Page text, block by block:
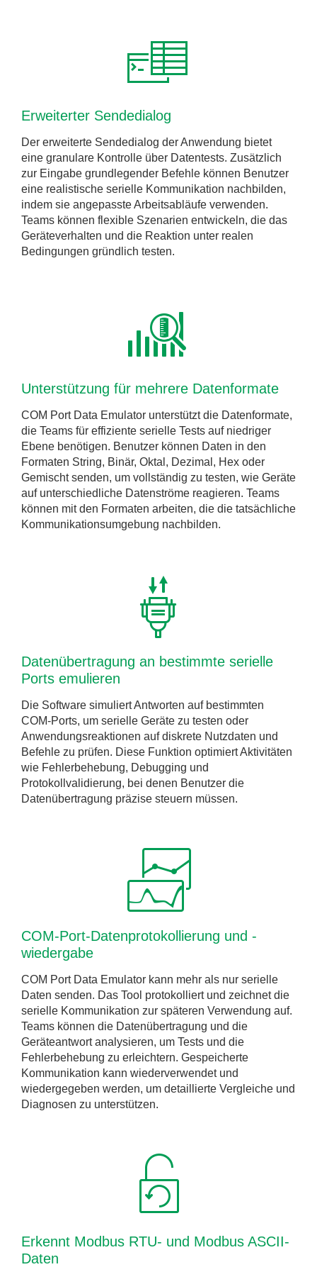
Erweiterter Sendedialog
Der erweiterte Sendedialog der Anwendung bietet
eine granulare Kontrolle über Datentests. Zusätzlich
zur Eingabe grundlegender Befehle können Benutzer
eine realistische serielle Kommunikation nachbilden,
indem sie angepasste Arbeitsabläufe verwenden.
Teams können flexible Szenarien entwickeln, die das
Geräteverhalten und die Reaktion unter realen
Bedingungen gründlich testen.
Unterstützung für mehrere Datenformate
COM Port Data Emulator unterstützt die Datenformate,
die Teams für effiziente serielle Tests auf niedriger
Ebene benötigen. Benutzer können Daten in den
Formaten String, Binär, Oktal, Dezimal, Hex oder
Gemischt senden, um vollständig zu testen, wie Geräte
auf unterschiedliche Datenströme reagieren. Teams
können mit den Formaten arbeiten, die die tatsächliche
Kommunikationsumgebung nachbilden.
Datenübertragung an bestimmte serielle
Ports emulieren
Die Software simuliert Antworten auf bestimmten
COM-Ports, um serielle Geräte zu testen oder
Anwendungsreaktionen auf diskrete Nutzdaten und
Befehle zu prüfen. Diese Funktion optimiert Aktivitäten
wie Fehlerbehebung, Debugging und
Protokollvalidierung, bei denen Benutzer die
Datenübertragung präzise steuern müssen.
COM-Port-Datenprotokollierung und -
wiedergabe
COM Port Data Emulator kann mehr als nur serielle
Daten senden. Das Tool protokolliert und zeichnet die
serielle Kommunikation zur späteren Verwendung auf.
Teams können die Datenübertragung und die
Geräteantwort analysieren, um Tests und die
Fehlerbehebung zu erleichtern. Gespeicherte
Kommunikation kann wiederverwendet und
wiedergegeben werden, um detaillierte Vergleiche und
Diagnosen zu unterstützen.
Erkennt Modbus RTU- und Modbus ASCII-
Daten